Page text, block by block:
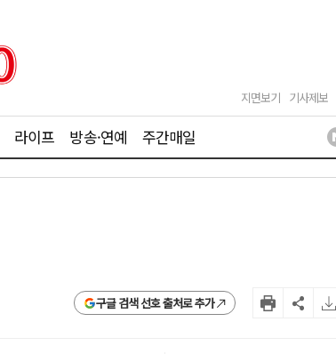
지면보기 기사제보
라이프 방송·연예 주간매일
구글 검색 선호 출처로 추가